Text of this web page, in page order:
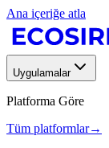
Ana içeriğe atla
Uygulamalar
Platforma Göre
Tüm platformlar→